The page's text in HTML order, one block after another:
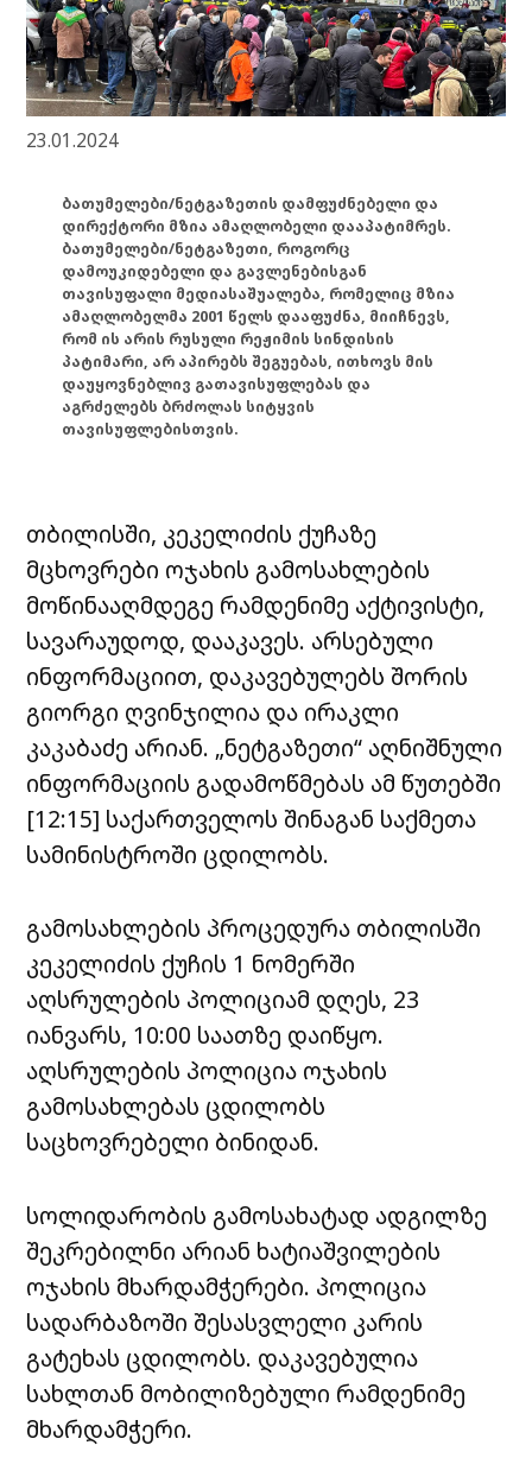
23.01.2024
ბათუმელები/ნეტგაზეთის დამფუძნებელი და
დირექტორი მზია ამაღლობელი დააპატიმრეს.
ბათუმელები/ნეტგაზეთი, როგორც
დამოუკიდებელი და გავლენებისგან
თავისუფალი მედიასაშუალება, რომელიც მზია
ამაღლობელმა 2001 წელს დააფუძნა, მიიჩნევს,
რომ ის არის რუსული რეჟიმის სინდისის
პატიმარი, არ აპირებს შეგუებას, ითხოვს მის
დაუყოვნებლივ გათავისუფლებას და
აგრძელებს ბრძოლას სიტყვის
თავისუფლებისთვის.
თბილისში, კეკელიძის ქუჩაზე
მცხოვრები ოჯახის გამოსახლების
მოწინააღმდეგე რამდენიმე აქტივისტი,
სავარაუდოდ, დააკავეს. არსებული
ინფორმაციით, დაკავებულებს შორის
გიორგი ღვინჯილია და ირაკლი
კაკაბაძე არიან. „ნეტგაზეთი“ აღნიშნული
ინფორმაციის გადამოწმებას ამ წუთებში
[12:15] საქართველოს შინაგან საქმეთა
სამინისტროში ცდილობს.
გამოსახლების პროცედურა თბილისში
კეკელიძის ქუჩის 1 ნომერში
აღსრულების პოლიციამ დღეს, 23
იანვარს, 10:00 საათზე დაიწყო.
აღსრულების პოლიცია ოჯახის
გამოსახლებას ცდილობს
საცხოვრებელი ბინიდან.
სოლიდარობის გამოსახატად ადგილზე
შეკრებილნი არიან ხატიაშვილების
ოჯახის მხარდამჭერები. პოლიცია
სადარბაზოში შესასვლელი კარის
გატეხას ცდილობს. დაკავებულია
სახლთან მობილიზებული რამდენიმე
მხარდამჭერი.